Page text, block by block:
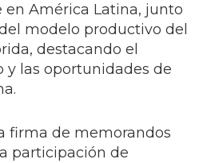
América Latina, junto
modelo productivo del
destacando el
y las oportunidades de
firma de memorandos
participación de